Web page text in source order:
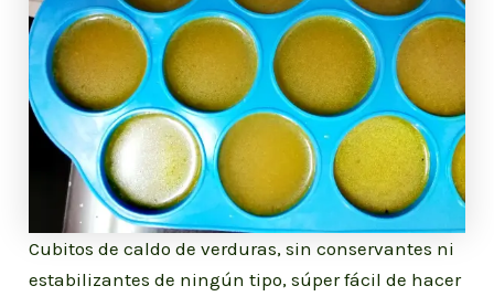
Cubitos de caldo de verduras, sin conservantes ni
estabilizantes de ningún tipo, súper fácil de hacer